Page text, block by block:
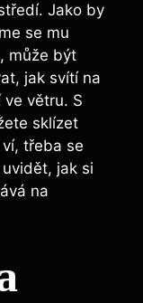
Jako by
se mu
může být
jak svítí na
větru. S
sklízet
třeba se
jak si
na